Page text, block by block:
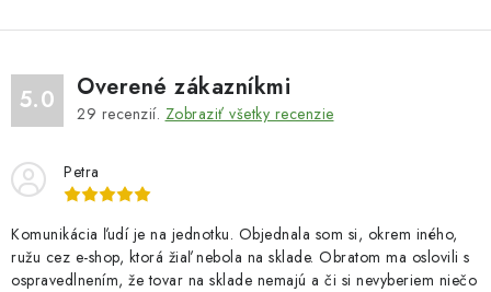
5.0 Overené zákazníkmi
29 recenzií. Zobraziť všetky recenzie
Petra
Komunikácia ľudí je na jednotku. Objednala som si, okrem iného,
ružu cez e-shop, ktorá žiaľ nebola na sklade. Obratom ma oslovili s
ospravedlnením, že tovar na sklade nemajú a či si nevyberiem niečo